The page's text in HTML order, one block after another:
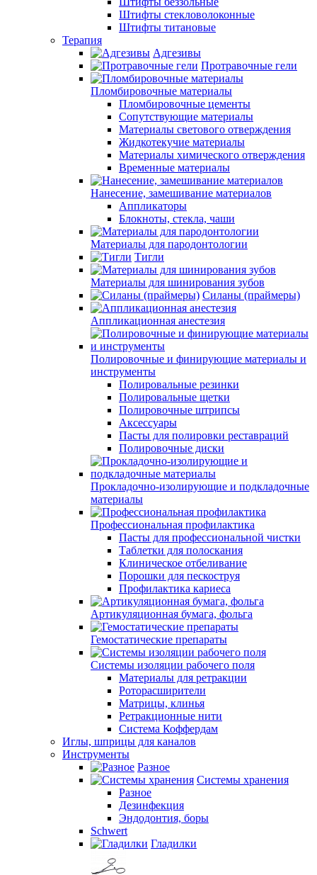
Штифты стекловолоконные
Штифты титановые
Терапия
Адгезивы
Протравочные гели
Пломбировочные материалы
Пломбировочные цементы
Сопутствующие материалы
Материалы светового отверждения
Жидкотекучие материалы
Материалы химического отверждения
Временные материалы
Нанесение, замешивание материалов
Аппликаторы
Блокноты, стекла, чаши
Материалы для пародонтологии
Тигли
Материалы для шинирования зубов
Силаны (праймеры)
Аппликационная анестезия
Полировочные и финирующие материалы и
инструменты
Полировальные резинки
Полировальные щетки
Полировочные штрипсы
Аксессуары
Пасты для полировки реставраций
Полировочные диски
Прокладочно-изолирующие и подкладочные
материалы
Профессиональная профилактика
Пасты для профессиональной чистки
Таблетки для полоскания
Клиническое отбеливание
Порошки для пескоструя
Профилактика кариеса
Артикуляционная бумага, фольга
Гемостатические препараты
Системы изоляции рабочего поля
Материалы для ретракции
Роторасширители
Матрицы, клинья
Ретракционные нити
Система Коффердам
Иглы, шприцы для каналов
Инструменты
Разное
Системы хранения
Разное
Дезинфекция
Эндодонтия, боры
Schwert
Гладилки